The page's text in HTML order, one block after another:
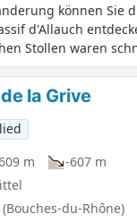
können Sie
d'Allauch
Stollen waren
ist der Eingang zu
versperrt.
sichtbar. Auf dieser
Pestiférés, die
Grande Tête
la Grive
m
-607 m
du-Rhône)